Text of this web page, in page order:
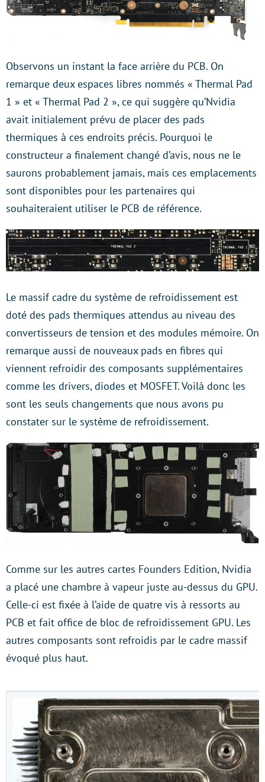
Observons un instant la face arrière du PCB. On
remarque deux espaces libres nommés « Thermal Pad
1 » et « Thermal Pad 2 », ce qui suggère qu’Nvidia
avait initialement prévu de placer des pads
thermiques à ces endroits précis. Pourquoi le
constructeur a finalement changé d’avis, nous ne le
saurons probablement jamais, mais ces emplacements
sont disponibles pour les partenaires qui
souhaiteraient utiliser le PCB de référence.
Le massif cadre du système de refroidissement est
doté des pads thermiques attendus au niveau des
convertisseurs de tension et des modules mémoire. On
remarque aussi de nouveaux pads en fibres qui
viennent refroidir des composants supplémentaires
comme les drivers, diodes et MOSFET. Voilà donc les
sont les seuls changements que nous avons pu
constater sur le système de refroidissement.
Comme sur les autres cartes Founders Edition, Nvidia
a placé une chambre à vapeur juste au-dessus du GPU.
Celle-ci est fixée à l’aide de quatre vis à ressorts au
PCB et fait office de bloc de refroidissement GPU. Les
autres composants sont refroidis par le cadre massif
évoqué plus haut.